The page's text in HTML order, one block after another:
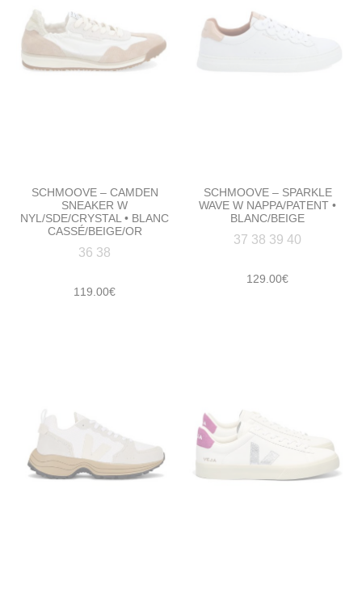
SCHMOOVE – CAMDEN
SNEAKER W
NYL/SDE/CRYSTAL • BLANC
CASSÉ/BEIGE/OR
36 38
119.00€
SCHMOOVE – SPARKLE
WAVE W NAPPA/PATENT •
BLANC/BEIGE
37 38 39 40
129.00€